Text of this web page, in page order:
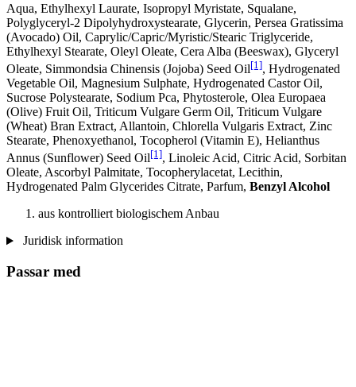
Aqua, Ethylhexyl Laurate, Isopropyl Myristate, Squalane,
Polyglyceryl-2 Dipolyhydroxystearate, Glycerin, Persea Gratissima
(Avocado) Oil, Caprylic/Capric/Myristic/Stearic Triglyceride,
Ethylhexyl Stearate, Oleyl Oleate, Cera Alba (Beeswax), Glyceryl
Oleate, Simmondsia Chinensis (Jojoba) Seed Oil[1], Hydrogenated
Vegetable Oil, Magnesium Sulphate, Hydrogenated Castor Oil,
Sucrose Polystearate, Sodium Pca, Phytosterole, Olea Europaea
(Olive) Fruit Oil, Triticum Vulgare Germ Oil, Triticum Vulgare
(Wheat) Bran Extract, Allantoin, Chlorella Vulgaris Extract, Zinc
Stearate, Phenoxyethanol, Tocopherol (Vitamin E), Helianthus
Annus (Sunflower) Seed Oil[1], Linoleic Acid, Citric Acid, Sorbitan
Oleate, Ascorbyl Palmitate, Tocopherylacetat, Lecithin,
Hydrogenated Palm Glycerides Citrate, Parfum, Benzyl Alcohol
aus kontrolliert biologischem Anbau
Juridisk information
Passar med